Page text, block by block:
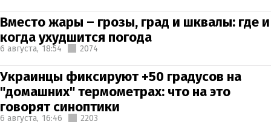
Вместо жары – грозы, град и шквалы: где и
когда ухудшится погода
6 августа, 18:54 2074
Украинцы фиксируют +50 градусов на
"домашних" термометрах: что на это
говорят синоптики
6 августа, 16:46 2203